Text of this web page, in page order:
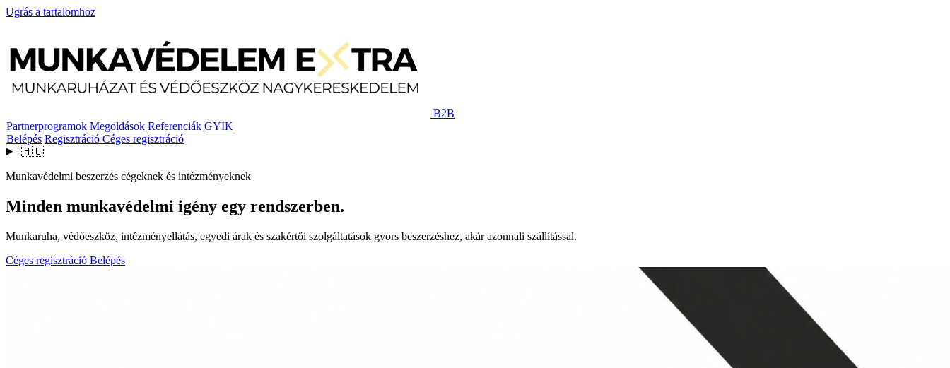
Ugrás a tartalomhoz
B2B
Partnerprogramok Megoldások Referenciák GYIK
Belépés Regisztráció Céges regisztráció
🇭🇺
Munkavédelmi beszerzés cégeknek és intézményeknek
Minden munkavédelmi igény egy rendszerben.
Munkaruha, védőeszköz, intézményellátás, egyedi árak és szakértői szolgáltatások gyors beszerzéshez, akár azonnali szállítással.
Céges regisztráció Belépés